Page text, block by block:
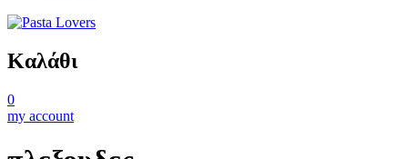
Καλάθι
0
my account